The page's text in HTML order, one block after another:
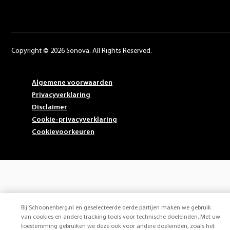
Copyright © 2026 Sonova. All Rights Reserved.
Algemene voorwaarden
Privacyverklaring
Disclaimer
Cookie-privacyverklaring
Cookievoorkeuren
Bij Schoonenberg.nl en geselecteerde derde partijen maken we gebruik
van cookies en andere tracking tools voor technische doeleinden. Met uw
toestemming gebruiken we deze ook voor andere doeleinden, zoals het